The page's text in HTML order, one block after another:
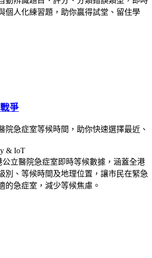
個人化練習題，助你贏得試堂、留住學
爭
院急症室等候時間，助你快速選擇最近、
& IoT
公立醫院急症室即時等候數據，涵蓋全港
別、等候時間及地理位置，讓市民在緊急
的急症室，減少等候焦慮。